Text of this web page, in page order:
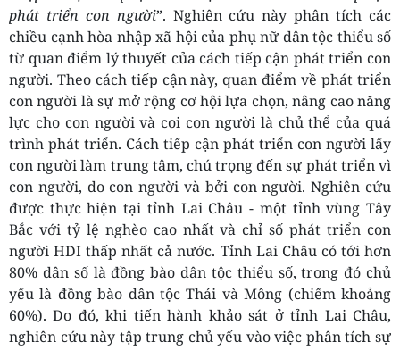
phát triển con người”. Nghiên cứu này phân tích các
chiều cạnh hòa nhập xã hội của phụ nữ dân tộc thiểu số
từ quan điểm lý thuyết của cách tiếp cận phát triển con
người. Theo cách tiếp cận này, quan điểm về phát triển
con người là sự mở rộng cơ hội lựa chọn, nâng cao năng
lực cho con người và coi con người là chủ thể của quá
trình phát triển. Cách tiếp cận phát triển con người lấy
con người làm trung tâm, chú trọng đến sự phát triển vì
con người, do con người và bởi con người. Nghiên cứu
được thực hiện tại tỉnh Lai Châu - một tỉnh vùng Tây
Bắc với tỷ lệ nghèo cao nhất và chỉ số phát triển con
người HDI thấp nhất cả nước. Tỉnh Lai Châu có tới hơn
80% dân số là đồng bào dân tộc thiểu số, trong đó chủ
yếu là đồng bào dân tộc Thái và Mông (chiếm khoảng
60%). Do đó, khi tiến hành khảo sát ở tỉnh Lai Châu,
nghiên cứu này tập trung chủ yếu vào việc phân tích sự